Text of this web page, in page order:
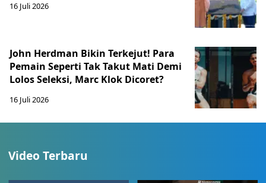
16 Juli 2026
John Herdman Bikin Terkejut! Para
Pemain Seperti Tak Takut Mati Demi
Lolos Seleksi, Marc Klok Dicoret?
16 Juli 2026
Video Terbaru